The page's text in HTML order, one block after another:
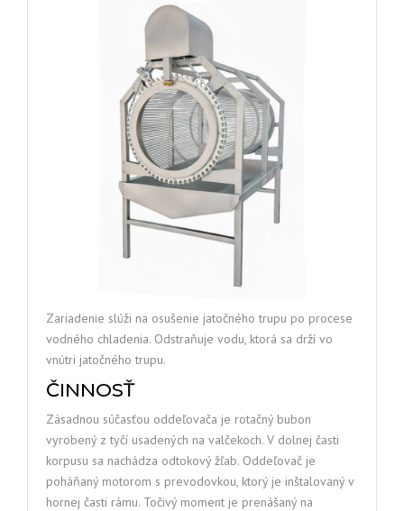
Zariadenie slúži na osušenie jatočného trupu po procese
vodného chladenia. Odstraňuje vodu, ktorá sa drží vo
vnútri jatočného trupu.
ČINNOSŤ
Zásadnou súčasťou oddeľovača je rotačný bubon
vyrobený z tyčí usadených na valčekoch. V dolnej časti
korpusu sa nachádza odtokový žľab. Oddeľovač je
poháňaný motorom s prevodovkou, ktorý je inštalovaný v
hornej časti rámu. Točivý moment je prenášaný na